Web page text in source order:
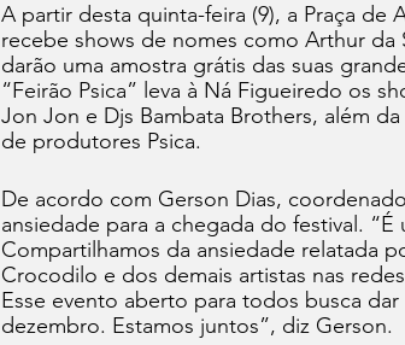
A partir desta quinta-feira (9), a Praça de
recebe shows de nomes como Arthur da
darão uma amostra grátis das suas
“Feirão Psica” leva à Ná Figueiredo os
Jon Jon e Djs Bambata Brothers, além
de produtores Psica.
De acordo com Gerson Dias,
ansiedade para a chegada do festival. “É
Compartilhamos da ansiedade relatada
Crocodilo e dos demais artistas nas
Esse evento aberto para todos busca
dezembro. Estamos juntos”, diz Gerson.